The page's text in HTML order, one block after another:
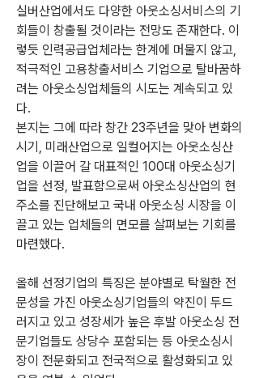
실버산업에서도 다양한 아웃소싱서비스의 기
회들이 창출될 것이라는 전망도 존재한다. 이
렇듯 인력공급업체라는 한계에 머물지 않고,
적극적인 고용창출서비스 기업으로 탈바꿈하
려는 아웃소싱업체들의 시도는 계속되고 있
다.
본지는 그에 따라 창간 23주년을 맞아 변화의
시기, 미래산업으로 일컬어지는 아웃소싱산
업을 이끌어 갈 대표적인 100대 아웃소싱기
업을 선정, 발표함으로써 아웃소싱산업의 현
주소를 진단해보고 국내 아웃소싱 시장을 이
끌고 있는 업체들의 면모를 살펴보는 기회를
마련했다.
올해 선정기업의 특징은 분야별로 탁월한 전
문성을 가진 아웃소싱기업들의 약진이 두드
러지고 있고 성장세가 높은 후발 아웃소싱 전
문기업들도 상당수 포함되는 등 아웃소싱시
장이 전문화되고 전국적으로 활성화되고 있